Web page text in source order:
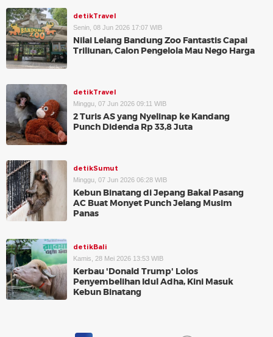
detikTravel
Senin, 08 Jun 2026 17:07 WIB
Nilai Lelang Bandung Zoo Fantastis Capai
Triliunan, Calon Pengelola Mau Nego Harga
detikTravel
Minggu, 07 Jun 2026 09:11 WIB
2 Turis AS yang Nyelinap ke Kandang
Punch Didenda Rp 33,8 Juta
detikSumut
Minggu, 07 Jun 2026 06:28 WIB
Kebun Binatang di Jepang Bakal Pasang
AC Buat Monyet Punch Jelang Musim
Panas
detikBali
Kamis, 28 Mei 2026 13:53 WIB
Kerbau 'Donald Trump' Lolos
Penyembelihan Idul Adha, Kini Masuk
Kebun Binatang